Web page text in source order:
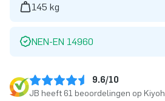
145 kg
NEN-EN 14960
9.6/10
JB heeft 61 beoordelingen op Kiyoh